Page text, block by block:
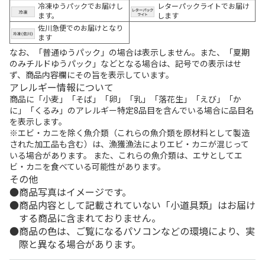
冷凍ゆうパックでお届けし
ます。
レターパックライトでお届け
します
佐川急便でのお届けとなり
ます
なお、「普通ゆうパック」の場合は表示しません。また、「夏期
のみチルドゆうパック」などとなる場合は、記号での表示はせ
ず、商品内容欄にその旨を表示しています。
アレルギー情報について
商品に「小麦」「そば」「卵」「乳」「落花生」「えび」「か
に」「くるみ」のアレルギー特定8品目を含んでいる場合に品目名
を表示します。
※エビ・カニを除く魚介類（これらの魚介類を原材料として製造
された加工品も含む）は、漁獲漁法によりエビ・カニが混じって
いる場合があります。 また、これらの魚介類は、エサとしてエ
ビ・カニを食べている可能性があります。
その他
商品写真はイメージです。
商品内容として記載されていない「小道具類」はお届け
する商品に含まれておりません。
商品の色は、ご覧になるパソコンなどの環境により、実
際と異なる場合があります。